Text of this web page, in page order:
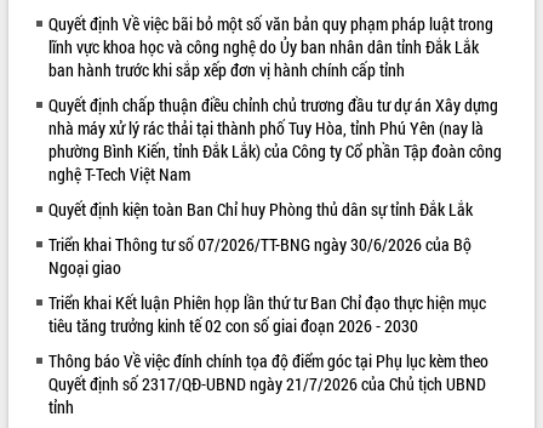
Khám bệnh, cấp phát thuốc miễn phí
và tặng quà người dân xã Cư Pui
Hội nghị UBND tỉnh Đắk Lắk thường kỳ
tháng 7/2026
Lễ truy tặng danh hiệu “Bà Mẹ Việt
Nam Anh hùng” và trao Huân chương
Lao động
UBND tỉnh Đắk Lắk triển khai nhiệm
vụ 6 tháng cuối năm 2026
tỉnh khóa XI quyết nghị nhiều nội dung
quan trọng
Bí thư Tỉnh ủy Lương Nguyễn Minh
Triết thăm, tặng quà người có công với
cách mạng
ALBUM ẢNH
Quyết định Về việc bãi bỏ một số văn bản quy phạm pháp luật trong
lĩnh vực khoa học và công nghệ do Ủy ban nhân dân tỉnh Đắk Lắk
ban hành trước khi sắp xếp đơn vị hành chính cấp tỉnh
Quyết định chấp thuận điều chỉnh chủ trương đầu tư dự án Xây dựng
nhà máy xử lý rác thải tại thành phố Tuy Hòa, tỉnh Phú Yên (nay là
phường Bình Kiến, tỉnh Đắk Lắk) của Công ty Cổ phần Tập đoàn công
nghệ T-Tech Việt Nam
Quyết định kiện toàn Ban Chỉ huy Phòng thủ dân sự tỉnh Đắk Lắk
Triển khai Thông tư số 07/2026/TT-BNG ngày 30/6/2026 của Bộ
Ngoại giao
Triển khai Kết luận Phiên họp lần thứ tư Ban Chỉ đạo thực hiện mục
tiêu tăng trưởng kinh tế 02 con số giai đoạn 2026 - 2030
Thông báo Về việc đính chính tọa độ điểm góc tại Phụ lục kèm theo
Quyết định số 2317/QĐ-UBND ngày 21/7/2026 của Chủ tịch UBND
tỉnh